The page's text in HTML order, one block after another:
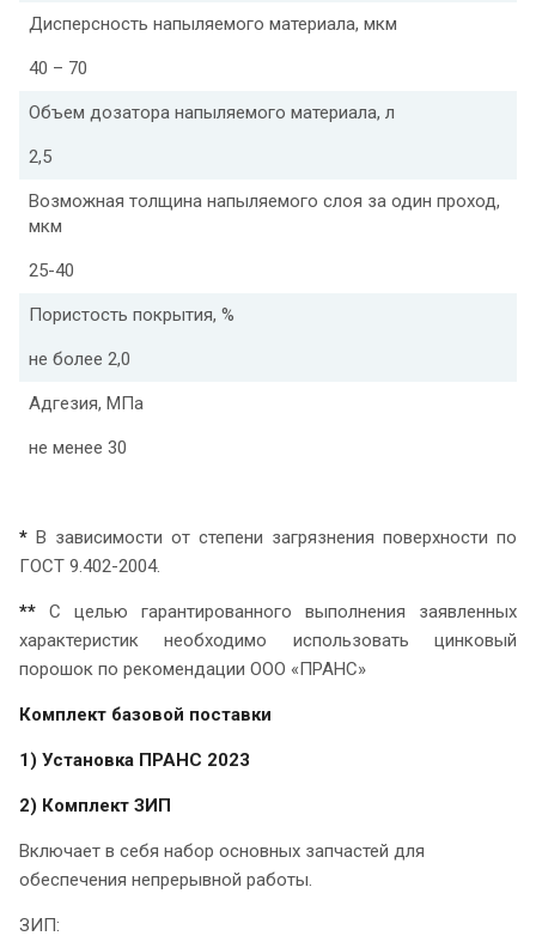
Дисперсность напыляемого материала, мкм
40 – 70
Объем дозатора напыляемого материала, л
2,5
Возможная толщина напыляемого слоя за один проход,
мкм
25-40
Пористость покрытия, %
не более 2,0
Адгезия, МПа
не менее 30
* В зависимости от степени загрязнения поверхности по
ГОСТ 9.402-2004.
** С целью гарантированного выполнения заявленных
характеристик необходимо использовать цинковый
порошок по рекомендации ООО «ПРАНС»
Комплект базовой поставки
1) Установка ПРАНС 2023
2) Комплект ЗИП
Включает в себя набор основных запчастей для
обеспечения непрерывной работы.
ЗИП: